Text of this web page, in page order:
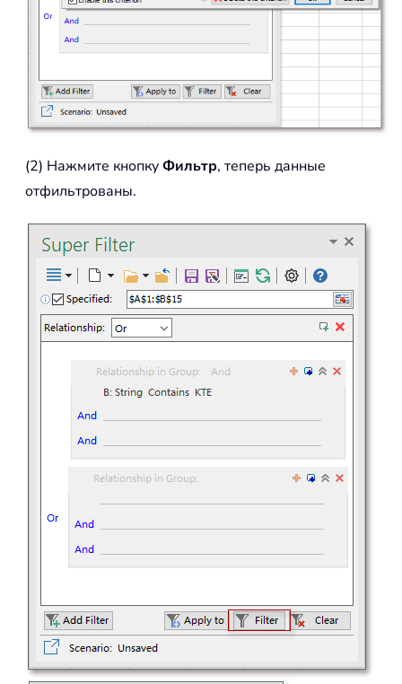
(2) Нажмите кнопкуФильтр, теперь данные
отфильтрованы.